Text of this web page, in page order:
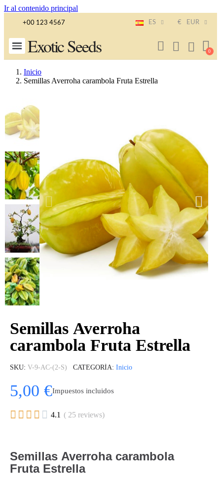
Ir al contenido principal
+00 123 4567 ES € EUR
Exotic Seeds
Inicio
Semillas Averroha carambola Fruta Estrella
Semillas Averroha
carambola Fruta Estrella
SKU V-9-AC-(2-S) CATEGORÍA Inicio
5,00 €Impuestos incluidos
     4.1 ( 25 reviews)
Semillas Averroha carambola
Fruta Estrella